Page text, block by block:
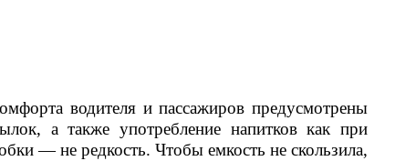
водителя и пассажиров предусмотрены
а также употребление напитков как при
— не редкость. Чтобы емкость не скользила,